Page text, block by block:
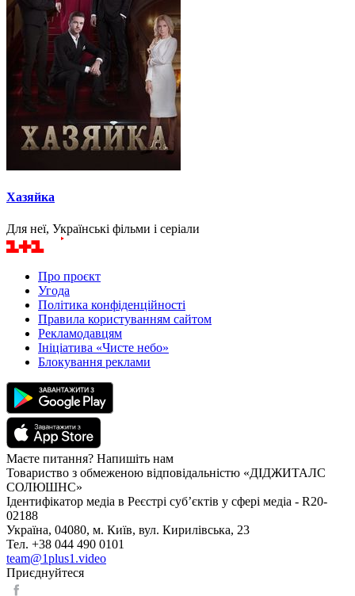
Хазяйка
Для неї, Українські фільми і серіали
Про проєкт
Угода
Політика конфіденційності
Правила користуванням сайтом
Рекламодавцям
Ініціатива «Чисте небо»
Блокування реклами
Маєте питання? Напишіть нам
Товариство з обмеженою відповідальністю «ДІДЖИТАЛС
СОЛЮШНС»
Ідентифікатор медіа в Реєстрі суб’єктів у сфері медіа - R20-
02188
Україна, 04080, м. Київ, вул. Кирилівська, 23
Тел. +38 044 490 0101
team@1plus1.video
Приєднуйтеся